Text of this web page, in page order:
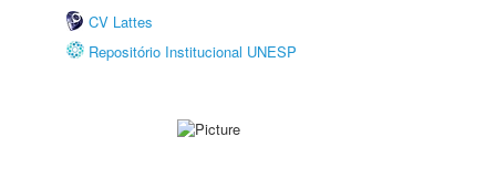
CV Lattes
Repositório Institucional UNESP